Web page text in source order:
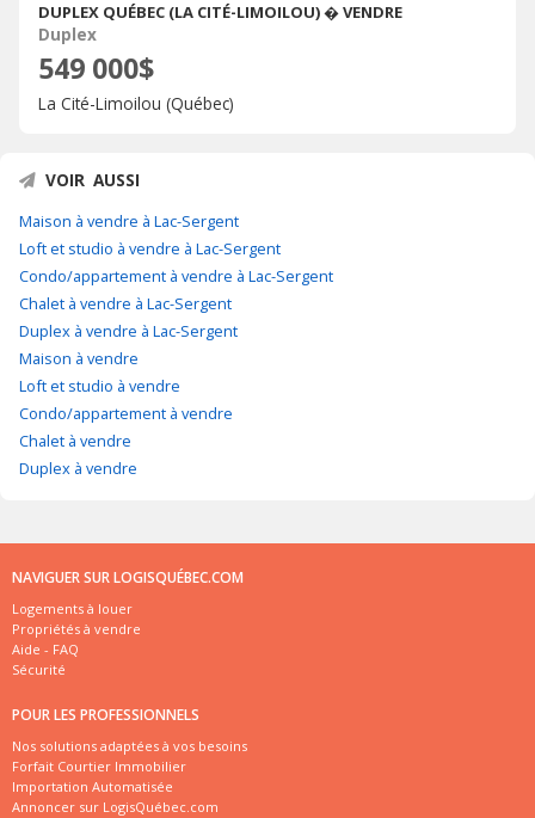
DUPLEX QUÉBEC (LA CITÉ-LIMOILOU) � VENDRE
Duplex
549 000$
La Cité-Limoilou (Québec)
VOIR AUSSI
Maison à vendre à Lac-Sergent
Loft et studio à vendre à Lac-Sergent
Condo/appartement à vendre à Lac-Sergent
Chalet à vendre à Lac-Sergent
Duplex à vendre à Lac-Sergent
Maison à vendre
Loft et studio à vendre
Condo/appartement à vendre
Chalet à vendre
Duplex à vendre
NAVIGUER SUR LOGISQUÉBEC.COM
Logements à louer
Propriétés à vendre
Aide - FAQ
Sécurité
POUR LES PROFESSIONNELS
Nos solutions adaptées à vos besoins
Forfait Courtier Immobilier
Importation Automatisée
Annoncer sur LogisQuébec.com